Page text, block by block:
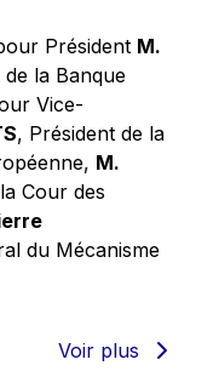
Président M.
la Banque
Vice-
, Président de la
M.
Cour des
du Mécanisme
Voir plus